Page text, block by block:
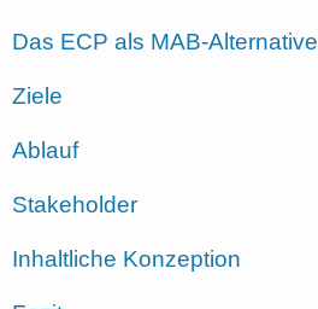
Das ECP als MAB-Alternative
Ziele
Ablauf
Stakeholder
Inhaltliche Konzeption